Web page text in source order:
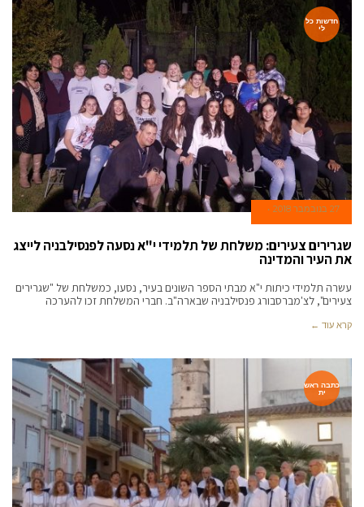
חדשות כל
לי
27 בנובמבר 2018
שגרירים צעירים: משלחת של תלמידי י"א נסעה לפנסילבניה לייצג
את העיר והמדינה
עשרה תלמידי כיתות י"א מבתי הספר השונים בעיר, נסעו, כמשלחת של "שגרירים
צעירים", לצ'מברסבורג פנסילבניה שבארה"ב. חברי המשלחת זכו להערכה
קרא עוד ←
כתבה ראש
ית